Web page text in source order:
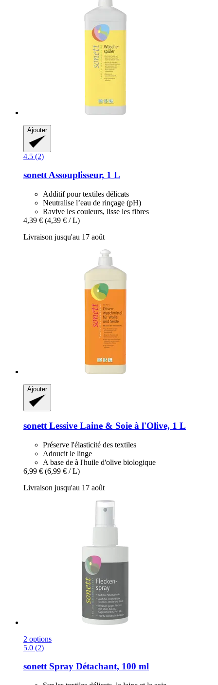
Ajouter
4.5 (2)
sonettAssouplisseur, 1 L
Additif pour textiles délicats
Neutralise l’eau de rinçage (pH)
Ravive les couleurs, lisse les fibres
4,39 € (4,39 € / L)
Livraison jusqu'au 17 août
Ajouter
sonett Lessive Laine & Soie à l'Olive, 1 L
Préserve l'élasticité des textiles
Adoucit le linge
A base de à l'huile d'olive biologique
6,99 € (6,99 € / L)
Livraison jusqu'au 17 août
2 options
5.0 (2)
sonettSpray Détachant, 100 ml